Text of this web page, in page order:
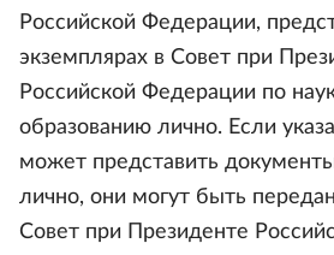
Российской Федерации,
экземплярах в Совет при
Российской Федерации по
образованию лично. Если
может представить
лично, они могут быть
Совет при Президенте